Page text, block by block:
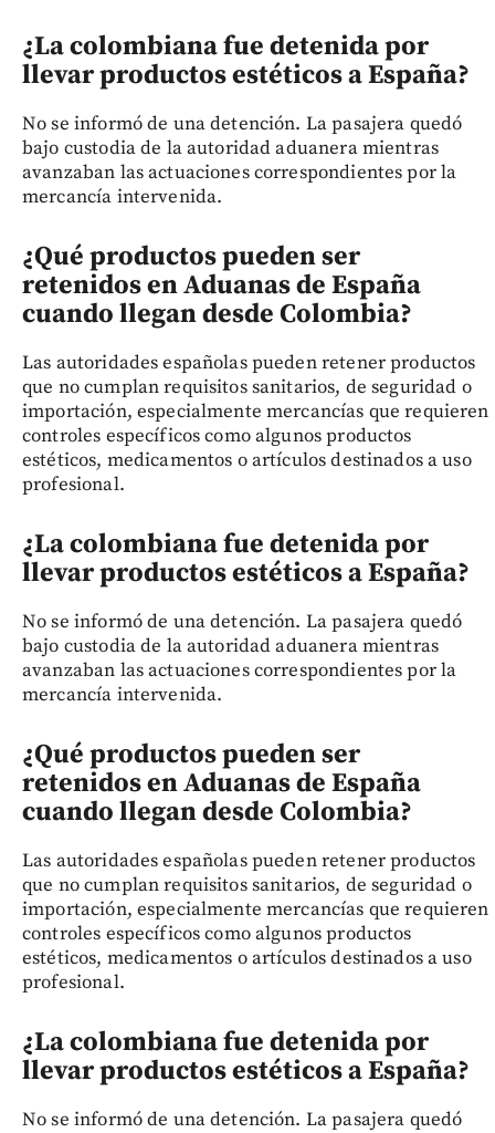
¿La colombiana fue detenida por
llevar productos estéticos a España?
No se informó de una detención. La pasajera quedó
bajo custodia de la autoridad aduanera mientras
avanzaban las actuaciones correspondientes por la
mercancía intervenida.
¿Qué productos pueden ser
retenidos en Aduanas de España
cuando llegan desde Colombia?
Las autoridades españolas pueden retener productos
que no cumplan requisitos sanitarios, de seguridad o
importación, especialmente mercancías que requieren
controles específicos como algunos productos
estéticos, medicamentos o artículos destinados a uso
profesional.
¿La colombiana fue detenida por
llevar productos estéticos a España?
No se informó de una detención. La pasajera quedó
bajo custodia de la autoridad aduanera mientras
avanzaban las actuaciones correspondientes por la
mercancía intervenida.
¿Qué productos pueden ser
retenidos en Aduanas de España
cuando llegan desde Colombia?
Las autoridades españolas pueden retener productos
que no cumplan requisitos sanitarios, de seguridad o
importación, especialmente mercancías que requieren
controles específicos como algunos productos
estéticos, medicamentos o artículos destinados a uso
profesional.
¿La colombiana fue detenida por
llevar productos estéticos a España?
No se informó de una detención. La pasajera quedó